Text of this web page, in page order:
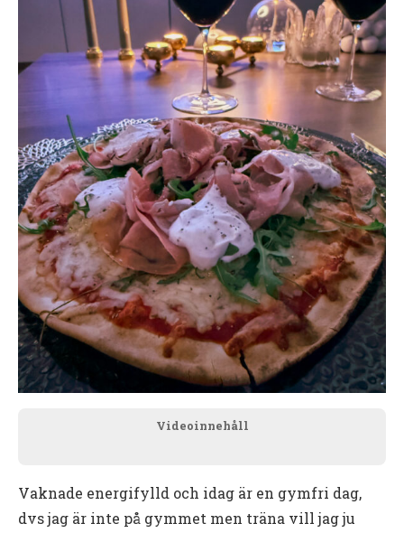
Videoinnehåll
Vaknade energifylld och idag är en gymfri dag,
dvs jag är inte på gymmet men träna vill jag ju